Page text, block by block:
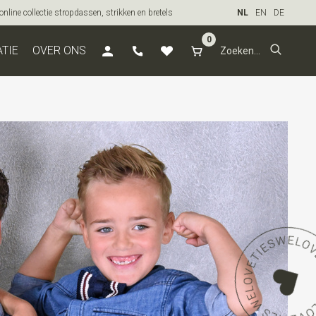
collectie stropdassen, strikken en bretels NL EN DE
OVER ONS
0